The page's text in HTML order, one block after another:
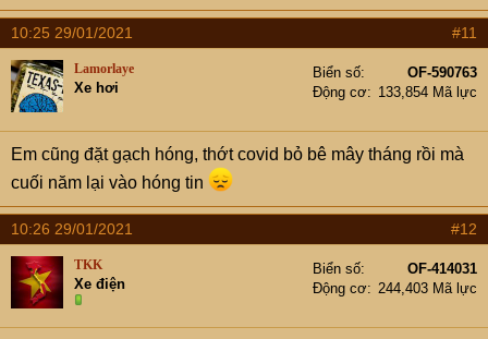
10:25 29/01/2021 #11
Lamorlaye
Xe hơi
Biển số
OF-590763
Động cơ
133,854 Mã lực
Em cũng đặt gạch hóng, thớt covid bỏ bê mây tháng rồi mà
cuối năm lại vào hóng tin
10:26 29/01/2021 #12
TKK
Xe điện
Biển số
OF-414031
Động cơ
244,403 Mã lực